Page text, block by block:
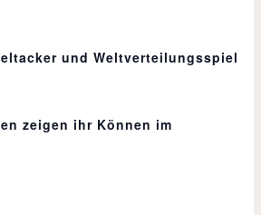
und Weltverteilungsspiel
zeigen ihr Können im